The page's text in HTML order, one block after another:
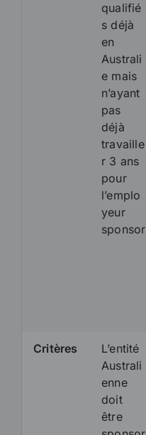
qualifié
s déjà
en
Australi
e mais
n’ayant
pas
déjà
travaille
r 3 ans
pour
l’emplo
yeur
sponsor
Critères
L’entité
Australi
enne
doit
être